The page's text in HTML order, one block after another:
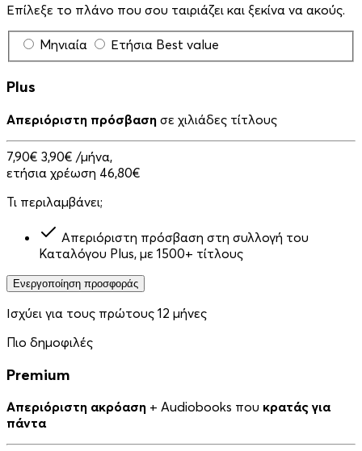
Επίλεξε το πλάνο που σου ταιριάζει και ξεκίνα να ακούς.
Μηνιαία Ετήσια Best value
Plus
Απεριόριστη πρόσβαση σε χιλιάδες τίτλους
7,90€ 3,90€ /μήνα,
ετήσια χρέωση 46,80€
Τι περιλαμβάνει;
Απεριόριστη πρόσβαση στη συλλογή του
Καταλόγου Plus, με 1500+ τίτλους
Ενεργοποίηση προσφοράς
Ισχύει για τους πρώτους 12 μήνες
Πιο δημοφιλές
Premium
Απεριόριστη ακρόαση + Audiobooks που κρατάς για
πάντα